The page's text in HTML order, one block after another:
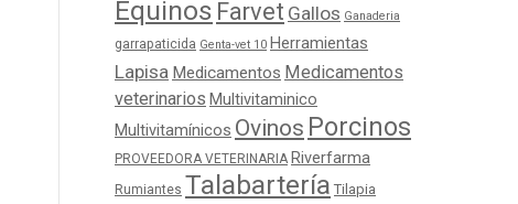
Equinos Farvet Gallos Ganaderia
garrapaticida Genta-vet 10 Herramientas
Lapisa Medicamentos Medicamentos
veterinarios Multivitaminico
Multivitamínicos Ovinos Porcinos
PROVEEDORA VETERINARIA Riverfarma
Rumiantes Talabartería Tilapia